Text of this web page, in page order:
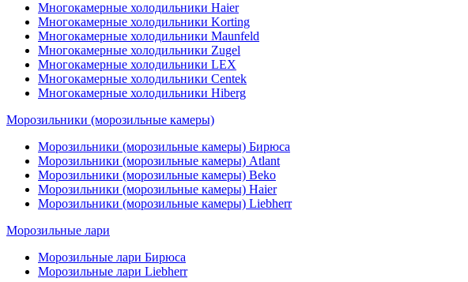
Многокамерные холодильники Haier
Многокамерные холодильники Korting
Многокамерные холодильники Maunfeld
Многокамерные холодильники Zugel
Многокамерные холодильники LEX
Многокамерные холодильники Centek
Многокамерные холодильники Hiberg
Морозильники (морозильные камеры)
Морозильники (морозильные камеры) Бирюса
Морозильники (морозильные камеры) Atlant
Морозильники (морозильные камеры) Beko
Морозильники (морозильные камеры) Haier
Морозильники (морозильные камеры) Liebherr
Морозильные лари
Морозильные лари Бирюса
Морозильные лари Liebherr